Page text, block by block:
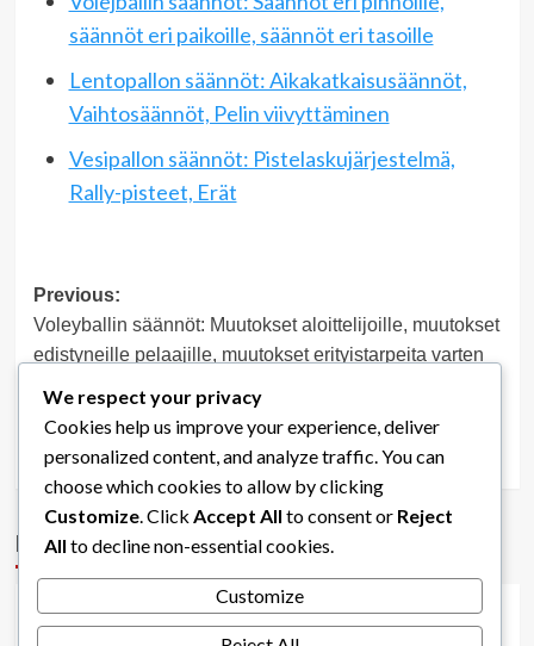
säännöt eri paikoille, säännöt eri tasoille
Lentopallon säännöt: Aikakatkaisusäännöt,
Vaihtosäännöt, Pelin viivyttäminen
Vesipallon säännöt: Pistelaskujärjestelmä,
Rally-pisteet, Erät
Post
navigation
Previous:
Voleyballin säännöt: Muutokset aloittelijoille, muutokset
edistyneille pelaajille, muutokset erityistarpeita varten
Volleynpallon pisteytys: Pisteytys eri ikäryhmille,
Pisteytys eri taitotasoille, Pisteytys eri sukupuolille
More Stories
Viralliset lentopallon säännöt
Voleyballin säännöt: Ottelukäyttäytyminen,
Pelaajakäyttäytyminen, Valmentajakäyttäytyminen
We respect your privacy
Cookies help us improve your experience, deliver
personalized content, and analyze traffic. You can
choose which cookies to allow by clicking
Customize . Click Accept All to consent or Reject
All to decline non-essential cookies.
Customize